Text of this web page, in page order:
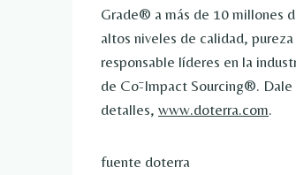
Grade® a más de 10 millones
altos niveles de calidad,
responsable líderes en la
de Cō-Impact Sourcing®. Dale
detalles, www.doterra.com.
fuente doterra